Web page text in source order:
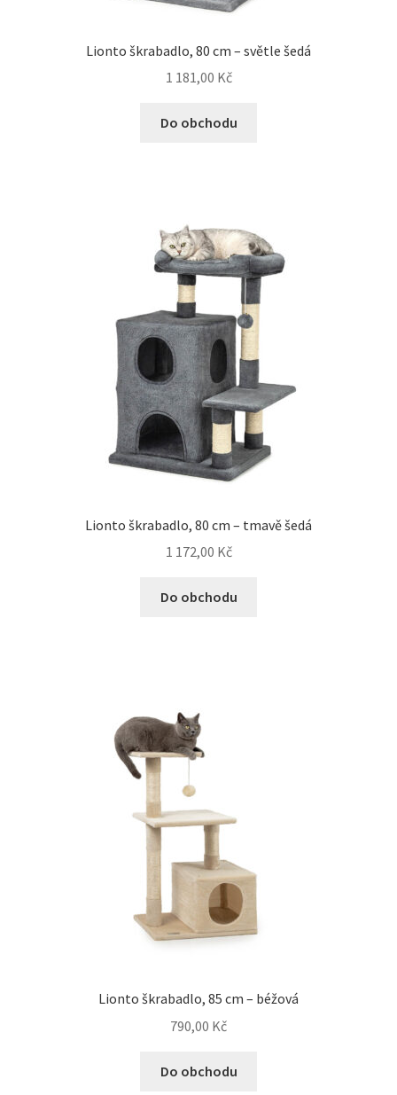
Lionto škrabadlo, 80 cm – světle šedá
1 181,00 Kč
Do obchodu
Lionto škrabadlo, 80 cm – tmavě šedá
1 172,00 Kč
Do obchodu
Lionto škrabadlo, 85 cm – béžová
790,00 Kč
Do obchodu